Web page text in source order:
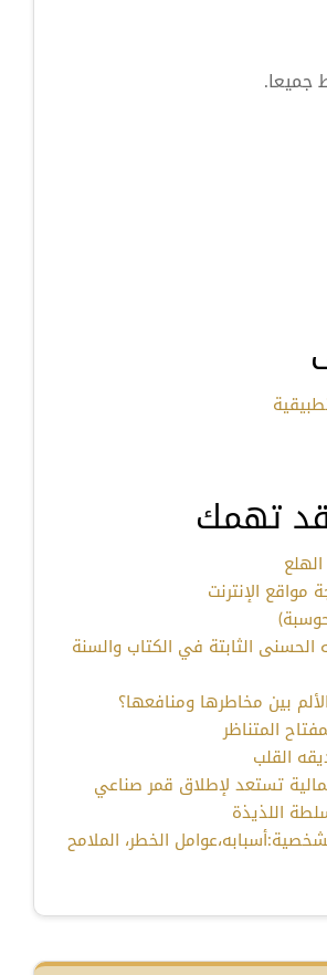
جميعا.
تهمك
مواقع الإنترنت
الحسنى الثابتة في الكتاب والسنة
بين مخاطرها ومنافعها؟
المتناظر
القلب
تستعد لإطلاق قمر صناعي
اللذيذة
الخطر، الملامح